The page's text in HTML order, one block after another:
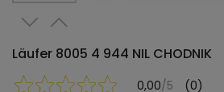
Läufer 8005 4 944 NIL CHODNIK
0,00/5 (0)